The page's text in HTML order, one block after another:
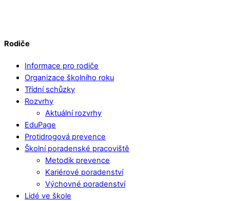
Rodiče
Informace pro rodiče
Organizace školního roku
Třídní schůzky
Rozvrhy
Aktuální rozvrhy
EduPage
Protidrogová prevence
Školní poradenské pracoviště
Metodik prevence
Kariérové poradenství
Výchovné poradenství
Lidé ve škole